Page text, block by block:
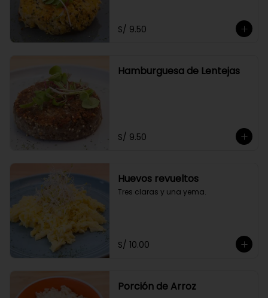
S/ 9.50
Hamburguesa de Lentejas
S/ 9.50
Huevos revueltos
Tres claras y una yema.
S/ 10.00
Porción de Arroz